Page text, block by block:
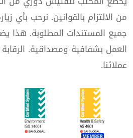
من الالتزام بالقوانين. نرحب بأي
جميع المستندات المطلوبة. هذا
العمل بشفافية ومصداقية. الرقابة
عملائنا.